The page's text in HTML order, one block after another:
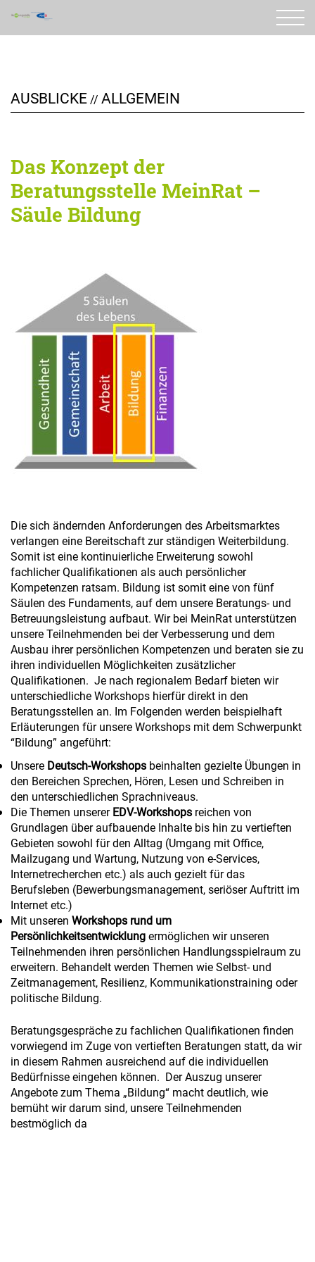
Inhalt
springen
AUSBLICKE // ALLGEMEIN
Das Konzept der
Beratungsstelle MeinRat –
Säule Bildung
Die sich ändernden Anforderungen des Arbeitsmarktes
verlangen eine Bereitschaft zur ständigen Weiterbildung.
Somit ist eine kontinuierliche Erweiterung sowohl
fachlicher Qualifikationen als auch persönlicher
Kompetenzen ratsam. Bildung ist somit eine von fünf
Säulen des Fundaments, auf dem unsere Beratungs- und
Betreuungsleistung aufbaut. Wir bei MeinRat unterstützen
unsere Teilnehmenden bei der Verbesserung und dem
Ausbau ihrer persönlichen Kompetenzen und beraten sie zu
ihren individuellen Möglichkeiten zusätzlicher
Qualifikationen. Je nach regionalem Bedarf bieten wir
unterschiedliche Workshops hierfür direkt in den
Beratungsstellen an. Im Folgenden werden beispielhaft
Erläuterungen für unsere Workshops mit dem Schwerpunkt
“Bildung” angeführt:
Unsere Deutsch-Workshops beinhalten gezielte Übungen in
den Bereichen Sprechen, Hören, Lesen und Schreiben in
den unterschiedlichen Sprachniveaus.
Die Themen unsererEDV-Workshops reichen von
Grundlagen über aufbauende Inhalte bis hin zu vertieften
Gebieten sowohl für den Alltag (Umgang mit Office,
Mailzugang und Wartung, Nutzung von e-Services,
Internetrecherchen etc.) als auch gezielt für das
Berufsleben (Bewerbungsmanagement, seriöser Auftritt im
Internet etc.)
Mit unseren Workshops rund um
Persönlichkeitsentwicklungermöglichen wir unseren
Teilnehmenden ihren persönlichen Handlungsspielraum zu
erweitern. Behandelt werden Themen wie Selbst- und
Zeitmanagement, Resilienz, Kommunikationstraining oder
politische Bildung.
Beratungsgespräche zu fachlichen Qualifikationen finden
vorwiegend im Zuge von vertieften Beratungen statt, da wir
in diesem Rahmen ausreichend auf die individuellen
Bedürfnisse eingehen können. Der Auszug unserer
Angebote zum Thema „Bildung“ macht deutlich, wie
bemüht wir darum sind, unsere Teilnehmenden
bestmöglich da